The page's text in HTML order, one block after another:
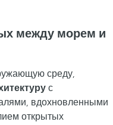
между морем и
среду,
с
вдохновленными
открытых